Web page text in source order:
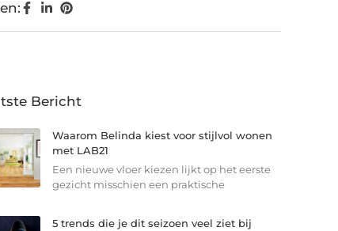
Bericht
Waarom Belinda kiest voor stijlvol wonen
met LAB21
Een nieuwe vloer kiezen lijkt op het eerste
gezicht misschien een praktische
5 trends die je dit seizoen veel ziet bij